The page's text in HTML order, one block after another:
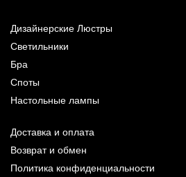
Дизайнерские Люстры
Светильники
Бра
Споты
Настольные лампы
Доставка и оплата
Возврат и обмен
Политика конфиденциальности